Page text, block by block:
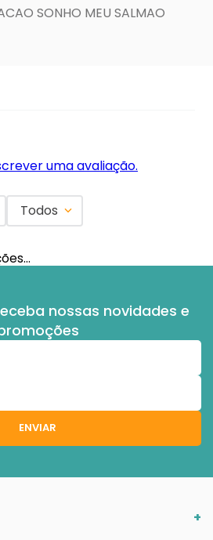
SONHO MEU SALMAO
uma avaliação.
Todos
nossas novidades e
ENVIAR